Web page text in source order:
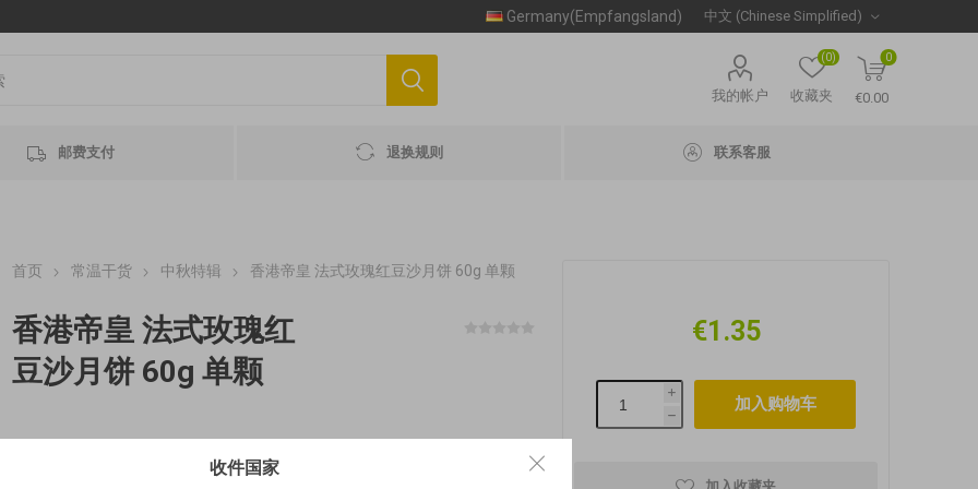
Germany(Empfangsland)
我的帐户 收藏夹
(0) 0
€0.00
邮费支付 退换规则 联系客服
首页 常温干货 中秋特辑 香港帝皇 法式玫瑰红豆沙月饼 60g 单颗
香港帝皇 法式玫瑰红
豆沙月饼 60g 单颗
1.49€ (2,48€/100g) MHD 最佳赏味期 2026-12-31
€1.35
i
h
收件国家